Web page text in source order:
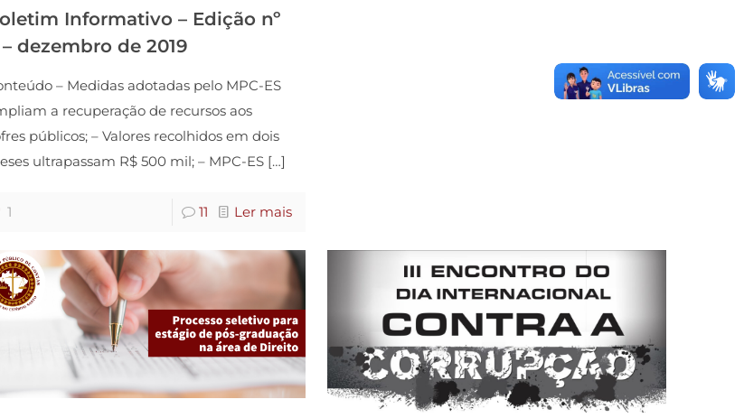
Informativo – Edição nº
dezembro de 2019
– Medidas adotadas pelo MPC-ES
a recuperação de recursos aos
públicos; – Valores recolhidos em dois
ultrapassam R$ 500 mil; – MPC-ES[…]
1 11 Ler mais